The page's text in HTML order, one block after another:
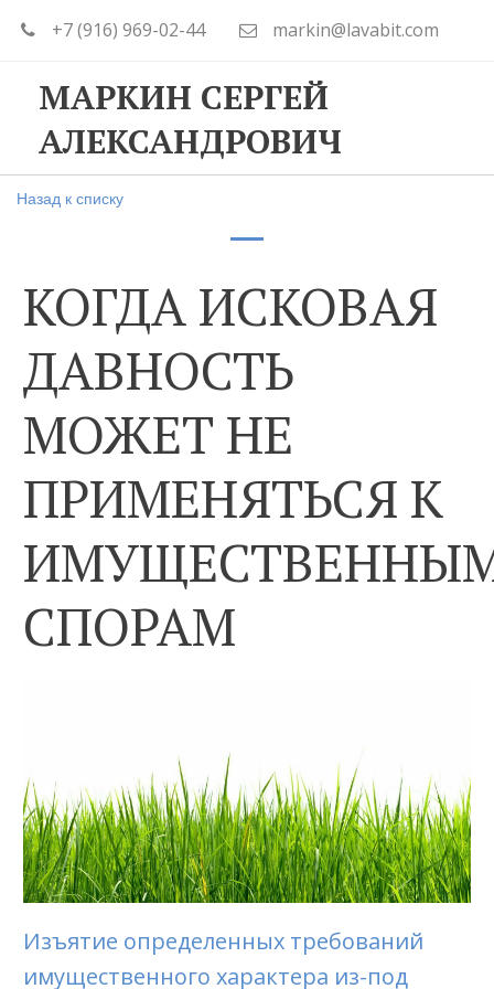
+7 (916) 969-02-44 markin@lavabit.com
МАРКИН СЕРГЕЙ
АЛЕКСАНДРОВИЧ
Назад к списку
КОГДА ИСКОВАЯ
ДАВНОСТЬ
МОЖЕТ НЕ
ПРИМЕНЯТЬСЯ К
СПОРАМ
Изъятие определенных требований
имущественного характера из-под